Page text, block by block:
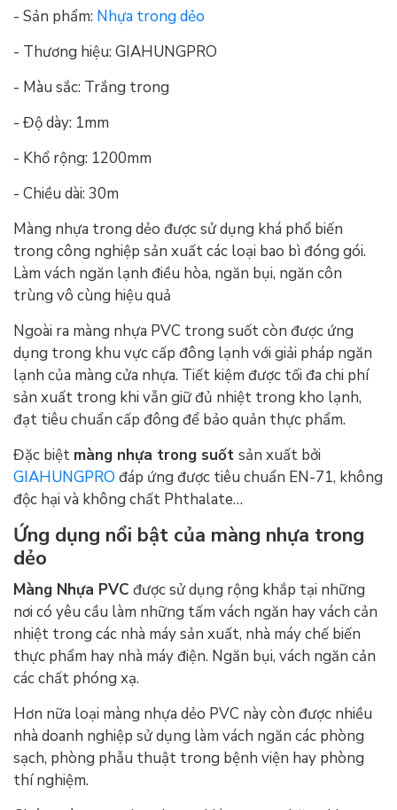
- Sản phẩm: Nhựa trong dẻo
- Thương hiệu: GIAHUNGPRO
- Màu sắc: Trắng trong
- Độ dày: 1mm
- Khổ rộng: 1200mm
- Chiều dài: 30m
Màng nhựa trong dẻo được sử dụng khá phổ biến
trong công nghiệp sản xuất các loại bao bì đóng gói.
Làm vách ngăn lạnh điều hòa, ngăn bụi, ngăn côn
trùng vô cùng hiệu quả
Ngoài ra màng nhựa PVC trong suốt còn được ứng
dụng trong khu vực cấp đông lạnh với giải pháp ngăn
lạnh của màng cửa nhựa. Tiết kiệm được tối đa chi phí
sản xuất trong khi vẫn giữ đủ nhiệt trong kho lạnh,
đạt tiêu chuẩn cấp đông để bảo quản thực phẩm.
Đặc biệt màng nhựa trong suốt sản xuất bởi
GIAHUNGPRO đáp ứng được tiêu chuẩn EN-71, không
độc hại và không chất Phthalate…
Ứng dụng nổi bật của màng nhựa trong
dẻo
Màng Nhựa PVC được sử dụng rộng khắp tại những
nơi có yêu cầu làm những tấm vách ngăn hay vách cản
nhiệt trong các nhà máy sản xuất, nhà máy chế biến
thực phẩm hay nhà máy điện. Ngăn bụi, vách ngăn cản
các chất phóng xạ.
Hơn nữa loại màng nhựa dẻo PVC này còn được nhiều
nhà doanh nghiệp sử dụng làm vách ngăn các phòng
sạch, phòng phẫu thuật trong bệnh viện hay phòng
thí nghiệm.